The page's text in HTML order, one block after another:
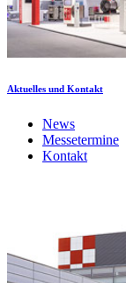
Aktuelles und Kontakt
News
Messetermine
Kontakt